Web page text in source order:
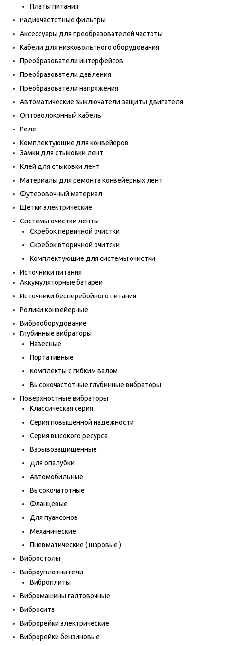
Платы питания
Радиочастотные фильтры
Аксессуары для преобразователей частоты
Кабели для низковольтного оборудования
Преобразователи интерфейсов
Преобразователи давления
Преобразователи напряжения
Автоматические выключатели защиты двигателя
Оптоволоконный кабель
Реле
Комплектующие для конвейеров
Замки для стыковки лент
Клей для стыковки лент
Материалы для ремонта конвейерных лент
Футеровочный материал
Щетки электрические
Системы очистки ленты
Скребок первичной очистки
Скребок вторичной очитски
Комплектующие для системы очистки
Источники питания
Аккумуляторные батареи
Источники бесперебойного питания
Ролики конвейерные
Виброоборудование
Глубинные вибраторы
Навесные
Портативные
Комплекты с гибким валом
Высокочастотные глубинные вибраторы
Поверхностные вибраторы
Классическая серия
Серия повышенной надежности
Серия высокого ресурса
Взрывозащищенные
Для опалубки
Автомобильные
Высокочатотные
Фланцевые
Для пуансонов
Механические
Пневматические ( шаровые )
Вибростолы
Виброуплотнители
Виброплиты
Вибромашины галтовочные
Вибросита
Виброрейки электрические
Виброрейки бензиновые